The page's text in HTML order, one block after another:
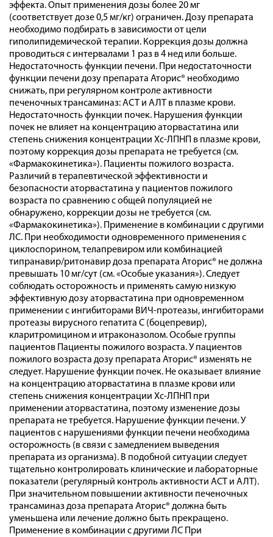
эффекта. Опыт применения дозы более 20 мг
(соответствует дозе 0,5 мг/кг) ограничен. Дозу препарата
необходимо подбирать в зависимости от цели
гиполипидемической терапии. Коррекция дозы должна
проводиться с интервалами 1 раз в 4 нед или больше.
Недостаточность функции печени. При недостаточности
функции печени дозу препарата Аторис® необходимо
снижать, при регулярном контроле активности
печеночных трансаминаз: АСТ и АЛТ в плазме крови.
Недостаточность функции почек. Нарушения функции
почек не влияет на концентрацию аторвастатина или
степень снижения концентрации Хс-ЛПНП в плазме крови,
поэтому коррекция дозы препарата не требуется (см.
«Фармакокинетика»). Пациенты пожилого возраста.
Различий в терапевтической эффективности и
безопасности аторвастатина у пациентов пожилого
возраста по сравнению с общей популяцией не
обнаружено, коррекции дозы не требуется (см.
«Фармакокинетика»). Применение в комбинации с другими
ЛС. При необходимости одновременного применения с
циклоспорином, телапревиром или комбинацией
типранавир/ритонавир доза препарата Аторис® не должна
превышать 10 мг/сут (см. «Особые указания»). Следует
соблюдать осторожность и применять самую низкую
эффективную дозу аторвастатина при одновременном
применении с ингибиторами ВИЧ-протеазы, ингибиторами
протеазы вирусного гепатита С (боцепревир),
кларитромицином и итраконазолом. Особые группы
пациентов Пациенты пожилого возраста. У пациентов
пожилого возраста дозу препарата Аторис® изменять не
следует. Нарушение функции почек. Не оказывает влияние
на концентрацию аторвастатина в плазме крови или
степень снижения концентрации Хс-ЛПНП при
применении аторвастатина, поэтому изменение дозы
препарата не требуется. Нарушение функции печени. У
пациентов с нарушениями функции печени необходима
осторожность (в связи с замедлением выведения
препарата из организма). В подобной ситуации следует
тщательно контролировать клинические и лабораторные
показатели (регулярный контроль активности ACT и АЛТ).
При значительном повышении активности печеночных
трансаминаз доза препарата Аторис® должна быть
уменьшена или лечение должно быть прекращено.
Применение в комбинации с другими ЛС При